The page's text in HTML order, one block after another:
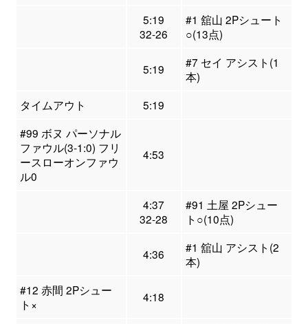
5:19
32-26
#1 舘山 2Pシュート
○(13点)
5:19
#7 セイ アシスト(1
本)
タイムアウト
5:19
#99 ボヌ パーソナル
ファウル(3-1:0) フリ
ースローオンファウ
ル0
4:53
4:37
32-28
#91 土屋 2Pシュー
ト○(10点)
4:36
#1 舘山 アシスト(2
本)
#12 赤間 2Pシュー
ト×
4:18